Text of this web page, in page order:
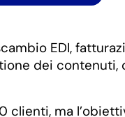
EDI,
dei contenuti,
ma